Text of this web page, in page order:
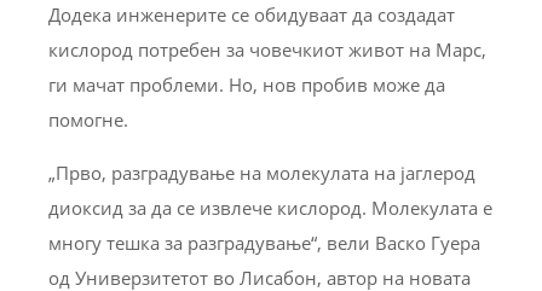
Додека инженерите се обидуваат да создадат
кислород потребен за човечкиот живот на Марс,
ги мачат проблеми. Но, нов пробив може да
помогне.
„Прво, разградување на молекулата на јаглерод
диоксид за да се извлече кислород. Молекулата е
многу тешка за разградување“, вели Васко Гуера
од Универзитетот во Лисабон, автор на новата